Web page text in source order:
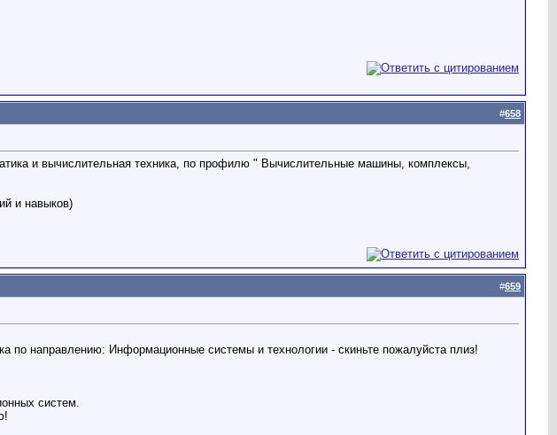
#658
и вычислительная техника, по профилю " Вычислительные машины, комплексы,
и навыков)
#659
по направлению: Информационные системы и технологии - скиньте пожалуйста плиз!
систем.